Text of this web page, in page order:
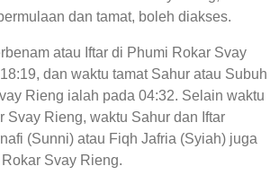
dan tamat, boleh diakses.
atau Iftar di Phumi Rokar Svay
dan waktu tamat Sahur atau Subuh
Rieng ialah pada 04:32. Selain waktu
Svay Rieng, waktu Sahur dan Iftar
(Sunni) atau Fiqh Jafria (Syiah) juga
Svay Rieng.